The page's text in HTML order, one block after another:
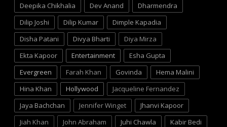
Deepika Chikhalia
Dev Anand
Dharmendra
Dilip Joshi
Dilip Kumar
Dimple Kapadia
Disha Patani
Divya Bharti
Diya Mirza
Ekta Kapoor
Entertainment
Esha Gupta
Evergreen
Farah Khan Govinda
Hema Malini
Hina Khan
Hollywood
Jacqueline Fernandez
Jaya Bachchan
Jennifer Winget
Jhanvi Kapoor
Jiah Khan
John Abraham Juhi Chawla
Kabir Bedi